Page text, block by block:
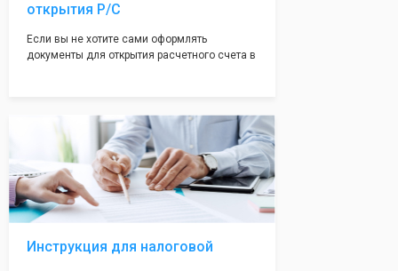
открытия Р/С
Если вы не хотите сами оформлять
документы для открытия расчетного счета в
открытия счета, с минимальным затратом
вашего времени и сил!
Инструкция для налоговой